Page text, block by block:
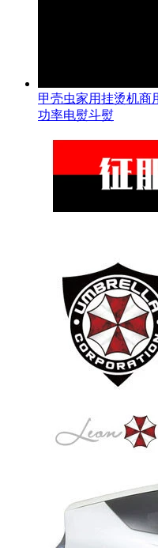
甲壳虫家用挂烫机商
功率电熨斗熨